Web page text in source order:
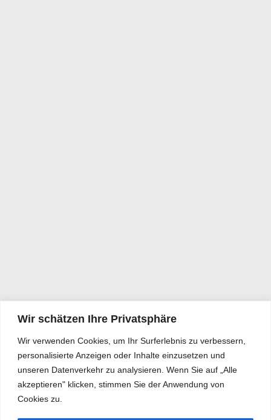
Wir schätzen Ihre Privatsphäre
Wir verwenden Cookies, um Ihr Surferlebnis zu verbessern,
personalisierte Anzeigen oder Inhalte einzusetzen und
unseren Datenverkehr zu analysieren. Wenn Sie auf „Alle
akzeptieren" klicken, stimmen Sie der Anwendung von
Cookies zu.